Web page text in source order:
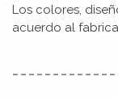
Los colores,
acuerdo al